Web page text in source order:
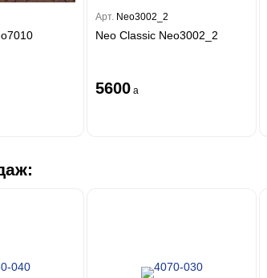
Арт. Neo3002_2
Neo Classic Neo3002_2
5600 a